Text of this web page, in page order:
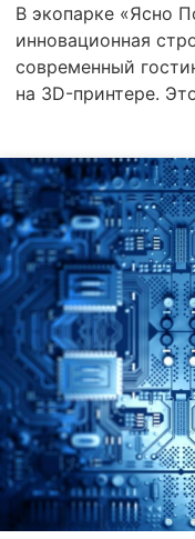
В экопарке «Ясно
инновационная
современный
на 3D-принтере.